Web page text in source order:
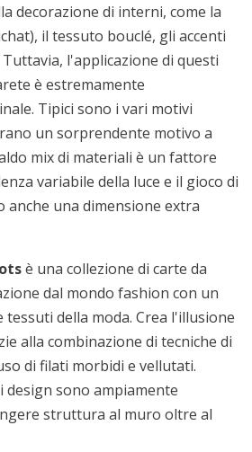
decorazione di interni, come la
il tessuto bouclé, gli accenti
l'applicazione di questi
è estremamente
Tipici sono i vari motivi
un sorprendente motivo a
mix di materiali è un fattore
variabile della luce e il gioco di
anche una dimensione extra
è una collezione di carte da
dal mondo fashion con un
tessuti della moda. Crea l'illusione
alla combinazione di tecniche di
di filati morbidi e vellutati.
design sono ampiamente
struttura al muro oltre al